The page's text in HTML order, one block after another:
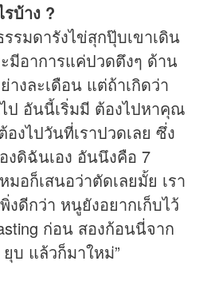
บ้าง ?
รมดารังไข่สุกปุ๊บเขาเดิน
มีอาการแค่ปวดตึงๆ ด้าน
งละเดือน แต่ถ้าเกิดว่า
ป อันนี้เริ่มมี ต้องไปหาคุณ
งไปวันที่เราปวดเลย ซึ่ง
ดิฉันเอง อันนึงคือ 7
อก็เสนอว่าตัดเลยมั้ย เรา
งดีกว่า หนูยังอยากเก็บไว้
ก่อน สองก้อนนี่จาก
บ แล้วก็มาใหม่”